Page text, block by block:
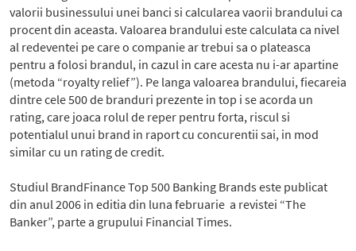
valorii businessului unei banci si calcularea vaorii brandului ca
procent din aceasta. Valoarea brandului este calculata ca nivel
al redeventei pe care o companie ar trebui sa o plateasca
pentru a folosi brandul, in cazul in care acesta nu i-ar apartine
(metoda “royalty relief”). Pe langa valoarea brandului, fiecareia
dintre cele 500 de branduri prezente in top i se acorda un
rating, care joaca rolul de reper pentru forta, riscul si
potentialul unui brand in raport cu concurentii sai, in mod
similar cu un rating de credit.
Studiul BrandFinance Top 500 Banking Brands este publicat
din anul 2006 in editia din luna februarie a revistei “The
Banker”, parte a grupului Financial Times.